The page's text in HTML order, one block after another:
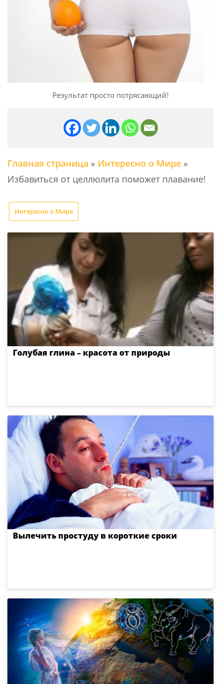
Результат просто потрясающий!
Главная страница » Интересно о Мире »
Избавиться от целлюлита поможет плавание!
Интересно о Мире
Голубая глина – красота от природы
Вылечить простуду в короткие сроки